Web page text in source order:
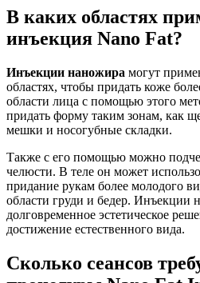
В каких областях
инъекция Nano Fat?
Инъекции наножира могут
областях, чтобы придать коже
области лица с помощью этого
придать форму таким зонам, как
мешки и носогубные складки.
Также с его помощью можно
челюсти. В теле он может
придание рукам более молодого
области груди и бедер. Инъекции
долговременное эстетическое
достижение естественного вида.
Сколько сеансов